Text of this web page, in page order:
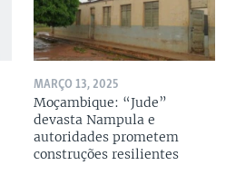
MARÇO 13, 2025
Moçambique: “Jude”
devasta Nampula e
autoridades prometem
construções resilientes